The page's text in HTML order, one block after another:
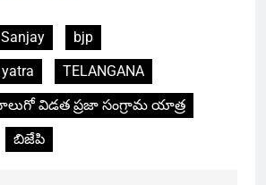
bjp
TELANGANA
విడత ప్రజా సంగ్రామ యాత్ర
బిజేపి